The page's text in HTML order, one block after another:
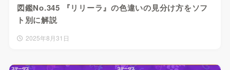
図鑑No.345 『リリーラ』の色違いの見分け方をソフ
ト別に解説
2025年8月31日